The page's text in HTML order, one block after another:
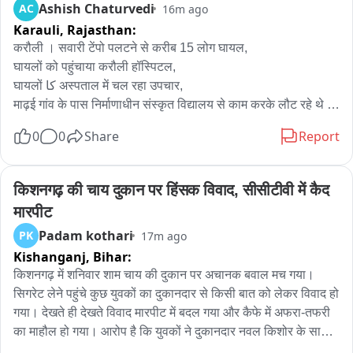
उन्होंने बताया कि सीकर में 26 जुलाई को 6 आरोपियों ने 3 मोटरसाइकिल
पर आकर तनिष्क शोरूम में फायर किया और सुरक्षा गार्ड की बंदूक छीन ली
थी और ज्वैलरी लूट का प्रयास किया, लेकिन सायरन बजने से सभी आरोपी
मोटरसाइकिल लेकर फरार हो गए। इसके बाद पुलिस टीमों ने लगातार पीछा
किया। और शुक्रवार देर शाम को आरोपियों को कैथल से गिरफ्तार किया
गया। पूछताछ में यह भी सामने आया है की सभी आरोपी बिहार के रहने वाले हैं
और बिहार में इनकी गैंग के कई सदस्य हैं जो ज्वेलरी के शोरूम पर डकैती की
AC Ashish Chaturvedi 16m ago
Karauli, Rajasthan:
करौली । सवारी टेंपो पलटने से करीब 15 लोग घायल,
घायलों को पहुंचाया करौली हॉस्पिटल,
घायलों کا अस्पताल में चल रहा उपचार,
माढ़ई गांव के पास निर्माणाधीन संस्कृत विद्यालय से काम करके लौट रहे थे
करौली हिंडौन मार्ग स्थित पांचना पुलिस चौकी के पास की है घटना,
0 0 Share Report
किशनगढ़ की चाय दुकान पर हिंसक विवाद, सीसीटीवी में कैद
मारपीट
PK Padam kothari 17m ago
Kishanganj, Bihar:
किशनगढ़ में शनिवार शाम चाय की दुकान पर अचानक बवाल मच गया।
सिगरेट लेने पहुंचे कुछ युवकों का दुकानदार से किसी बात को लेकर विवाद हो
गया। देखते ही देखते विवाद मारपीट में बदल गया और कैफे में अफरा-तफरी
का माहौल हो गया। आरोप है कि युवकों ने दुकानदार नवल किशोर के साथ